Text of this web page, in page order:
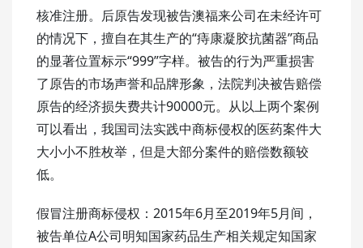
核准注册。后原告发现被告澳福来公司在未经许可
的情况下，擅自在其生产的“痔康凝胶抗菌器”商品
的显著位置标示“999”字样。被告的行为严重损害
了原告的市场声誉和品牌形象，法院判决被告赔偿
原告的经济损失费共计90000元。从以上两个案例
可以看出，我国司法实践中商标侵权的医药案件大
大小小不胜枚举，但是大部分案件的赔偿数额较
低。
假冒注册商标侵权：2015年6月至2019年5月间，
被告单位A公司明知国家药品生产相关规定知国家